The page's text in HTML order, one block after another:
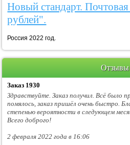
Новый стандарт.
рублей".
Россия 2022 год.
Отзывы
Заказ 1930
Здравствуйте. Заказ получил. Всё было
помялось, заказ пришёл очень быстро.
степенью вероятности в следующем
Всего доброго!
2 февраля 2022 года в 16:06